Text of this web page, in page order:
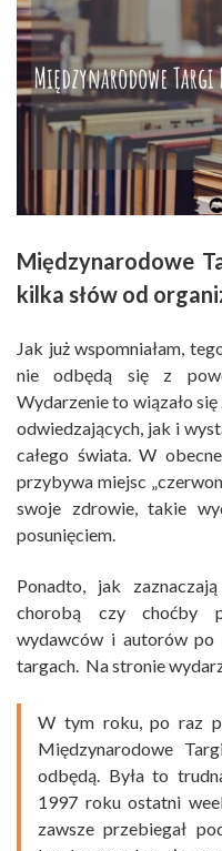
Międzynarodowe
kilka słów od
Jak już wspomniałam,
nie odbędą się z
Wydarzenie to wiązało
odwiedzających, jak i
całego świata. W
przybywa miejsc
swoje zdrowie, takie
posunięciem.
Ponadto, jak
chorobą czy choćby
wydawców i autorów po
targach. Na stronie
W tym roku, po raz
Międzynarodowe
odbędą. Była to
1997 roku ostatni
zawsze przebiegał